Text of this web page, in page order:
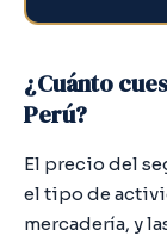
¿Cuánto
Perú?
El precio del
el tipo de
mercadería, y